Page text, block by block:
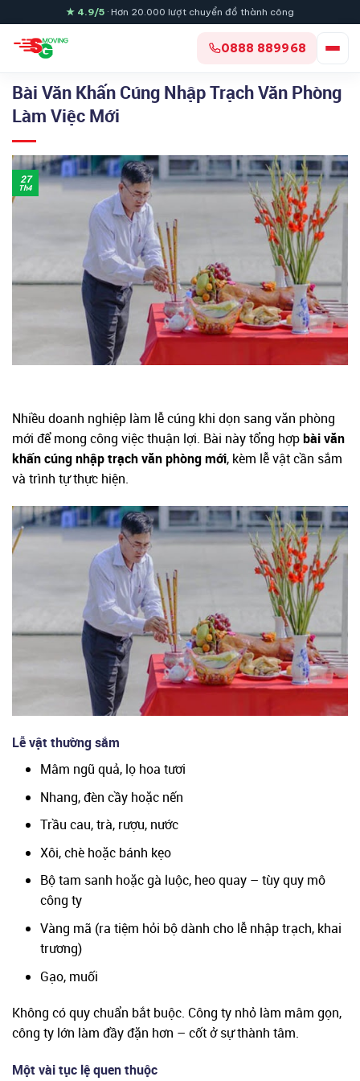
to
content
★ 4.9/5 · Hơn 20.000 lượt chuyển đồ thành công
0888 889968
Bài Văn Khấn Cúng Nhập Trạch Văn Phòng
Làm Việc Mới
27
Th4
Nhiều doanh nghiệp làm lễ cúng khi dọn sang văn phòng
mới để mong công việc thuận lợi. Bài này tổng hợpbài văn
khấn cúng nhập trạch văn phòng mới, kèm lễ vật cần sắm
và trình tự thực hiện.
Lễ vật thường sắm
Mâm ngũ quả, lọ hoa tươi
Nhang, đèn cầy hoặc nến
Trầu cau, trà, rượu, nước
Xôi, chè hoặc bánh kẹo
Bộ tam sanh hoặc gà luộc, heo quay – tùy quy mô
công ty
Vàng mã (ra tiệm hỏi bộ dành cho lễ nhập trạch, khai
trương)
Gạo, muối
Không có quy chuẩn bắt buộc. Công ty nhỏ làm mâm gọn,
công ty lớn làm đầy đặn hơn – cốt ở sự thành tâm.
Một vài tục lệ quen thuộc